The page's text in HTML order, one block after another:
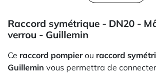
Raccord symétrique - DN20 -
verrou - Guillemin
Ce raccord pompier ou raccord
Guillemin vous permettra de